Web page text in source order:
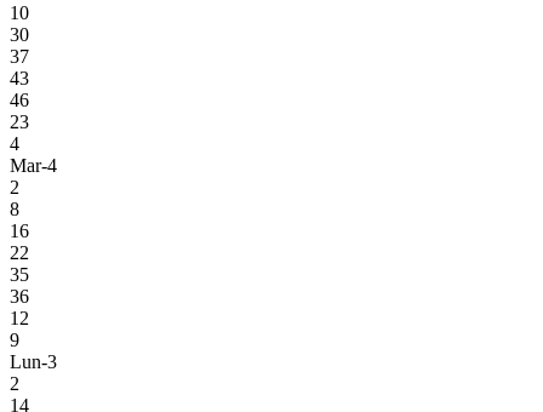
10
30
37
43
46
23
4
Mar-4
2
8
16
22
35
36
12
9
Lun-3
2
14